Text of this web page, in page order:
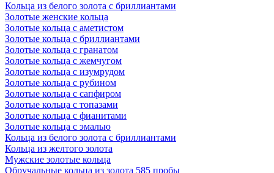
Кольца из белого золота с бриллиантами
Золотые женские кольца
Золотые кольца с аметистом
Золотые кольца с бриллиантами
Золотые кольца с гранатом
Золотые кольца с жемчугом
Золотые кольца с изумрудом
Золотые кольца с рубином
Золотые кольца с сапфиром
Золотые кольца с топазами
Золотые кольца с фианитами
Золотые кольца с эмалью
Кольца из белого золота с бриллиантами
Кольца из желтого золота
Мужские золотые кольца
Обручальные кольца из золота 585 пробы